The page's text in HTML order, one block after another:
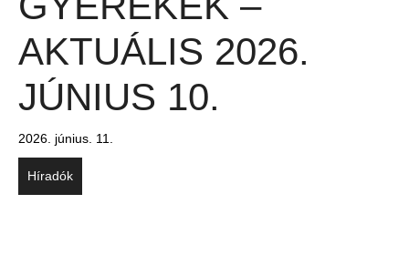
AKTUÁLIS 2026.
JÚNIUS 10.
2026. június. 11.
Híradók